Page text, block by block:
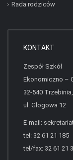
Rada rodziców
KONTAKT
Zespół Szkół
Ekonomiczno –
32-540 Trzebinia,
ul. Głogowa 12
E-mail:
tel: 32 61 21 185
tel/fax: 32 61 21